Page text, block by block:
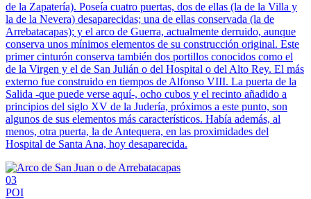
de la Zapatería). Poseía cuatro puertas, dos de ellas (la de la Villa y
la de la Nevera) desaparecidas; una de ellas conservada (la de
Arrebatacapas); y el arco de Guerra, actualmente derruido, aunque
conserva unos mínimos elementos de su construcción original. Este
primer cinturón conserva también dos portillos conocidos como el
de la Virgen y el de San Julián o del Hospital o del Alto Rey. El más
externo fue construido en tiempos de Alfonso VIII. La puerta de la
Salida -que puede verse aquí-, ocho cubos y el recinto añadido a
principios del siglo XV de la Judería, próximos a este punto, son
algunos de sus elementos más característicos. Había además, al
menos, otra puerta, la de Antequera, en las proximidades del
Hospital de Santa Ana, hoy desaparecida.
03
POI